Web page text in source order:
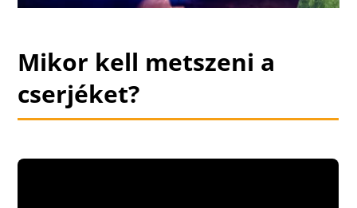
Mikor kell metszeni a
cserjéket?